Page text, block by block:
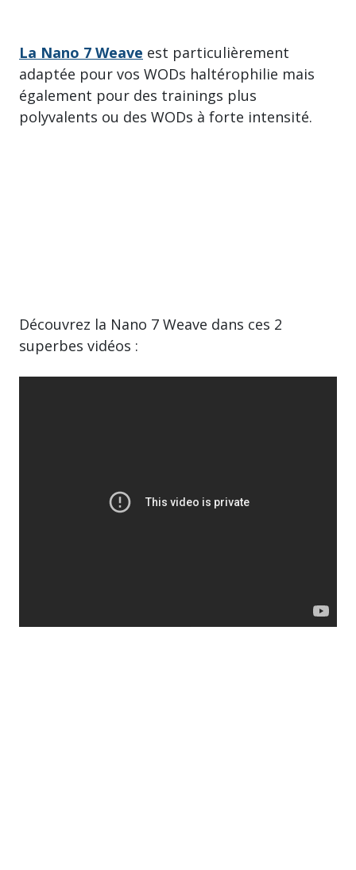
La Nano 7 Weave est particulièrement
adaptée pour vos WODs haltérophilie mais
également pour des trainings plus
polyvalents ou des WODs à forte intensité.
Découvrez la Nano 7 Weave dans ces 2
superbes vidéos :